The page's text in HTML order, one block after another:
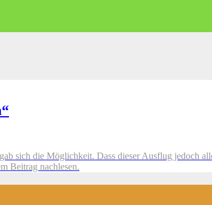
sich die Möglichkeit. Dass dieser Ausflug jedoch
Beitrag nachlesen.